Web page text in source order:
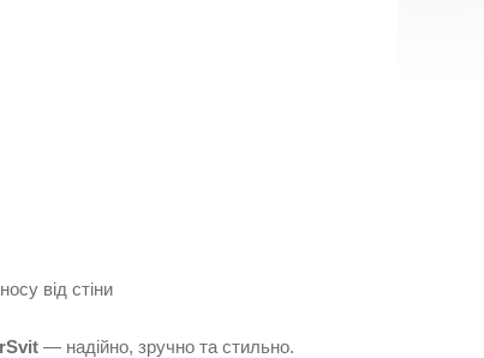
від стіни
— надійно, зручно та стильно.